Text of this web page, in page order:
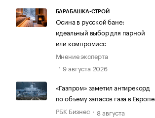
БАРАБАШКА-СТРОЙ
Осина в русской бане:
идеальный выбор для парной
или компромисс
Мнение эксперта
9 августа 2026
«Газпром» заметил антирекорд
по объему запасов газа в Европе
РБК Бизнес
8 августа